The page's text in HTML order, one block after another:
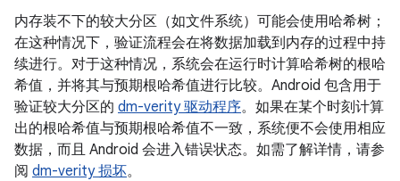
内存装不下的较大分区（如文件系统）可能会使用哈希树；
在这种情况下，验证流程会在将数据加载到内存的过程中持
续进行。对于这种情况，系统会在运行时计算哈希树的根哈
希值，并将其与预期根哈希值进行比较。 Android 包含用于
验证较大分区的 dm-verity 驱动程序。如果在某个时刻计算
出的根哈希值与预期根哈希值不一致 ，系统便不会使用相应
数据，而且 Android 会进入错误状态。如需了解详情，请参
阅 dm-verity 损坏。